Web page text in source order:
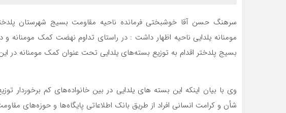
سرهنگ حسن آقا خوشبختی فرمانده ناحیه مقاومت بسیج شهرستان
مومنانه یلدایی ناحیه اظهار داشت : در راستای تداوم نهضت کمک مومنانه و
بسیج پلدختر اقدام به توزیع بسته‌های یلدایی تحت عنوان کمک مومنانه در
وی با بیان اینکه این بسته های یلدایی در بین خانواده‌های کم برخوردار
شأن و کرامت انسانی افراد از طریق بانک اطلاعاتی پایگاه‌ها و حوزه‌های